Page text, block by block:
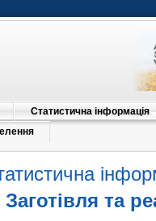
Статистична інформація
Заготівля та